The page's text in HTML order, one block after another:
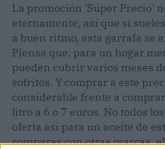
La promoción 'Súper Precio'
eternamente, así que si
a buen ritmo, esta garrafa se
Piensa que, para un hogar
pueden cubrir varios meses
sofritos. Y comprar a este
considerable frente a
litro a 6 o 7 euros. No todos
oferta así para un aceite de
comparas con otras marcas,